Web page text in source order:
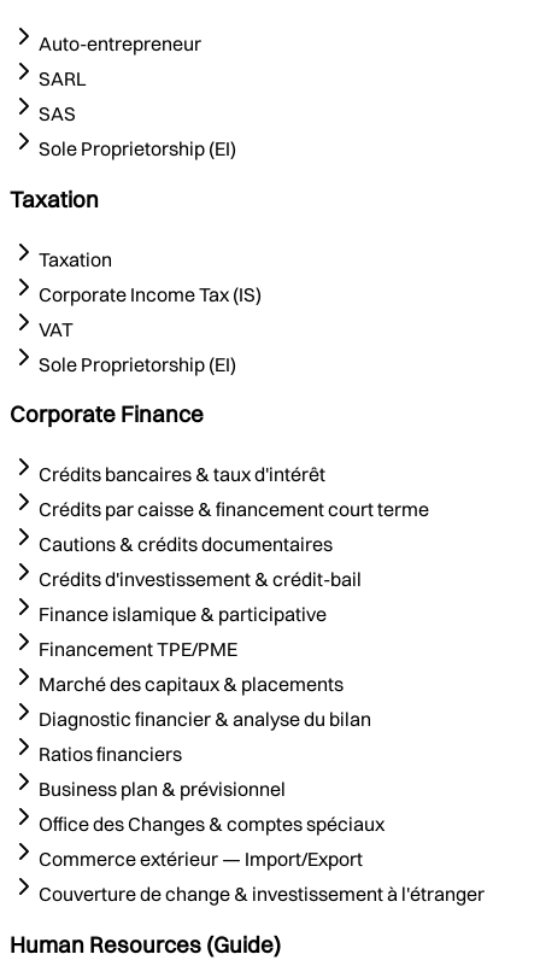
Auto-entrepreneur
SARL
SAS
Sole Proprietorship (EI)
Taxation
Taxation
Corporate Income Tax (IS)
VAT
Sole Proprietorship (EI)
Corporate Finance
Crédits bancaires & taux d'intérêt
Crédits par caisse & financement court terme
Cautions & crédits documentaires
Crédits d'investissement & crédit-bail
Finance islamique & participative
Financement TPE/PME
Marché des capitaux & placements
Diagnostic financier & analyse du bilan
Ratios financiers
Business plan & prévisionnel
Office des Changes & comptes spéciaux
Commerce extérieur — Import/Export
Couverture de change & investissement à l'étranger
Human Resources (Guide)